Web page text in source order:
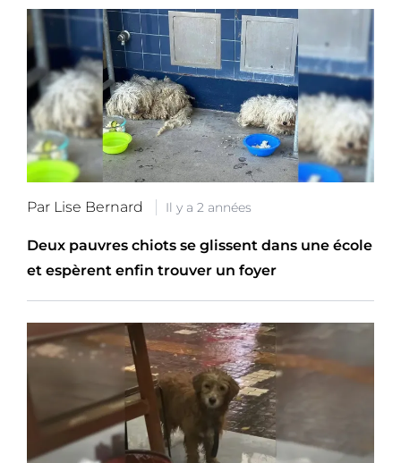
Par Lise Bernard Il y a 2 années
Deux pauvres chiots se glissent dans une école
et espèrent enfin trouver un foyer